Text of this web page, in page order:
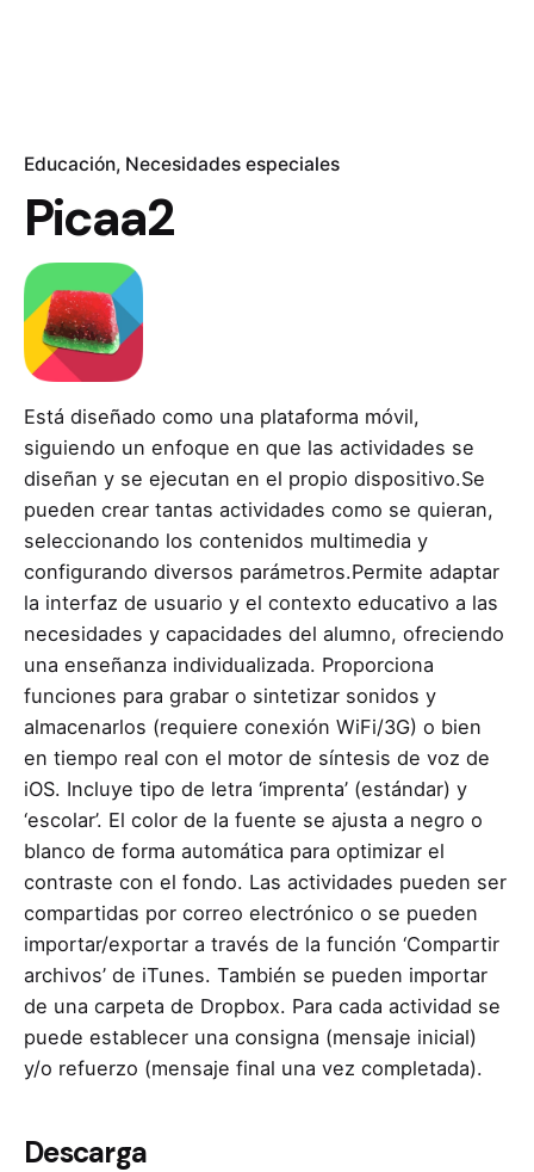
Educación Necesidades especiales
Picaa2
Está diseñado como una plataforma móvil,
siguiendo un enfoque en que las actividades se
diseñan y se ejecutan en el propio dispositivo.Se
pueden crear tantas actividades como se quieran,
seleccionando los contenidos multimedia y
configurando diversos parámetros.Permite adaptar
la interfaz de usuario y el contexto educativo a las
necesidades y capacidades del alumno, ofreciendo
una enseñanza individualizada. Proporciona
funciones para grabar o sintetizar sonidos y
almacenarlos (requiere conexión WiFi/3G) o bien
en tiempo real con el motor de síntesis de voz de
iOS. Incluye tipo de letra ‘imprenta’ (estándar) y
‘escolar’. El color de la fuente se ajusta a negro o
blanco de forma automática para optimizar el
contraste con el fondo. Las actividades pueden ser
compartidas por correo electrónico o se pueden
importar/exportar a través de la función ‘Compartir
archivos’ de iTunes. También se pueden importar
de una carpeta de Dropbox. Para cada actividad se
puede establecer una consigna (mensaje inicial)
y/o refuerzo (mensaje final una vez completada).
Descarga